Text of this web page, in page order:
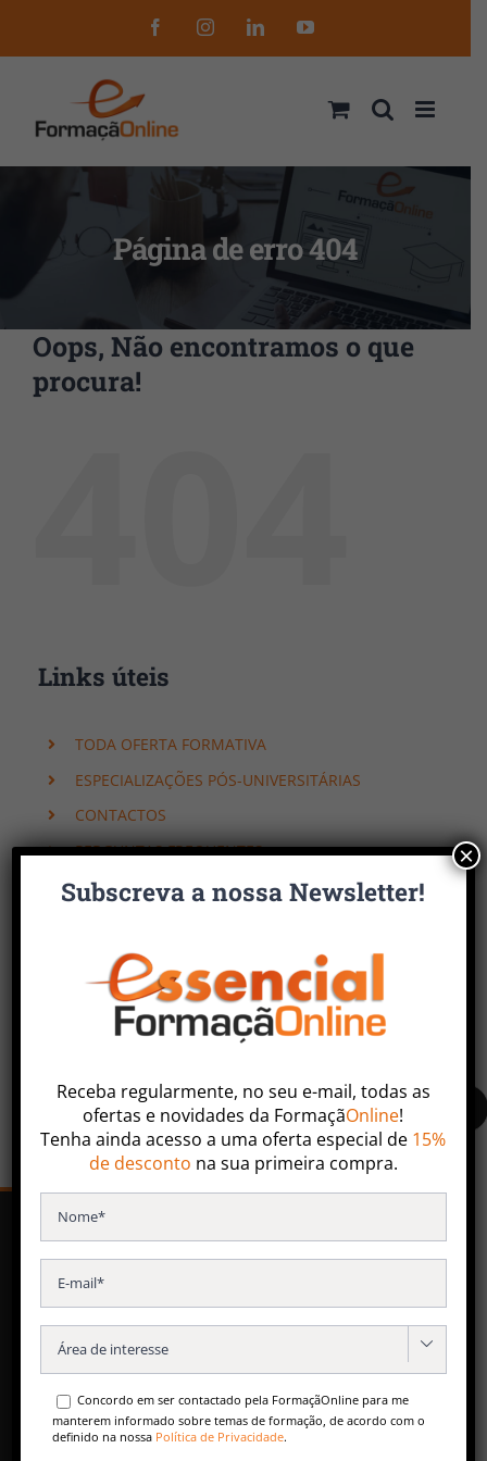
to
FacebookInstagramLinkedInYouTube
Página de erro 404
Oops, Não encontramos o que
procura!
Links úteis
TODA OFERTA FORMATIVA
ESPECIALIZAÇÕES PÓS-UNIVERSITÁRIAS
CONTACTOS
PERGUNTAS FREQUENTES
Faça uma pesquisa ou entre em contacto com nossa
equipa especializada.
SERVIÇOS
Especializações Pós-Universitárias
Formação para Empresas
Conteúdos Gratuitos
Subscreva a nossa Newsletter!
Receba regularmente, no seu e-mail, todas as
ofertas e novidades da FormaçãOnline!
Tenha ainda acesso a uma oferta especial de 15%
de desconto na sua primeira compra.

Concordo em ser contactado pela FormaçãOnline para me
manterem informado sobre temas de formação, de acordo com o
definido na nossa Política de Privacidade.
×